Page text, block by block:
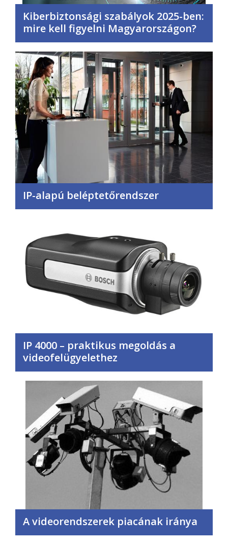
Kiberbiztonsági szabályok 2025-ben:
mire kell figyelni Magyarországon?
IP-alapú beléptetőrendszer
IP 4000 – praktikus megoldás a
videofelügyelethez
A videorendszerek piacának iránya